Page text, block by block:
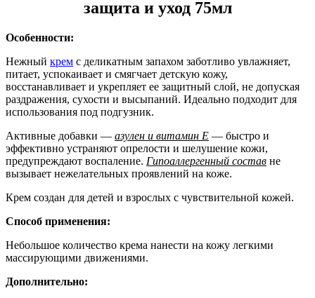
защита и уход 75мл
Особенности:
Нежный крем с деликатным запахом заботливо увлажняет,
питает, успокаивает и смягчает детскую кожу,
восстанавливает и укрепляет ее защитный слой, не допуская
раздражения, сухости и высыпаний. Идеально подходит для
использования под подгузник.
Активные добавки — азулен и витамин Е — быстро и
эффективно устраняют опрелости и шелушение кожи,
предупреждают воспаление. Гипоаллергенный состав не
вызывает нежелательных проявлений на коже.
Крем создан для детей и взрослых с чувствительной кожей.
Способ применения:
Небольшое количество крема нанести на кожу легкими
массирующими движениями.
Дополнительно: